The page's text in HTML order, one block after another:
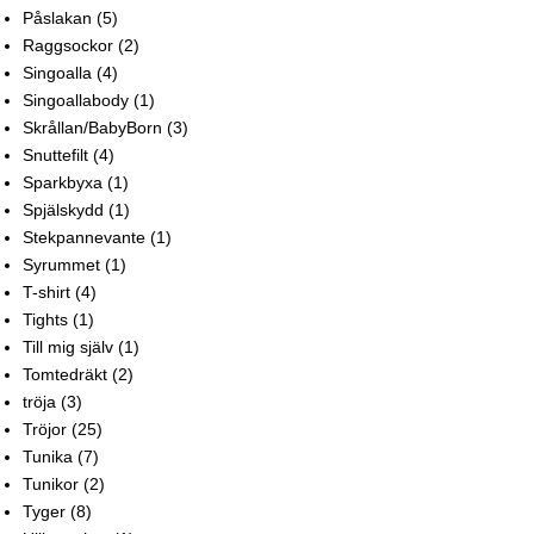
Påslakan (5)
Raggsockor (2)
Singoalla (4)
Singoallabody (1)
Skrållan/BabyBorn (3)
Snuttefilt (4)
Sparkbyxa (1)
Spjälskydd (1)
Stekpannevante (1)
Syrummet (1)
T-shirt (4)
Tights (1)
Till mig själv (1)
Tomtedräkt (2)
tröja (3)
Tröjor (25)
Tunika (7)
Tunikor (2)
Tyger (8)